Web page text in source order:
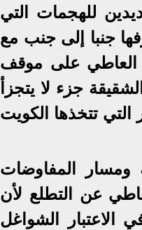
للهجمات التي
جنبا إلى جنب مع
العاطي على موقف
جزء لا يتجزأ
التي تتخذها الكويت
ومسار المفاوضات
عن التطلع لأن
الشواغل